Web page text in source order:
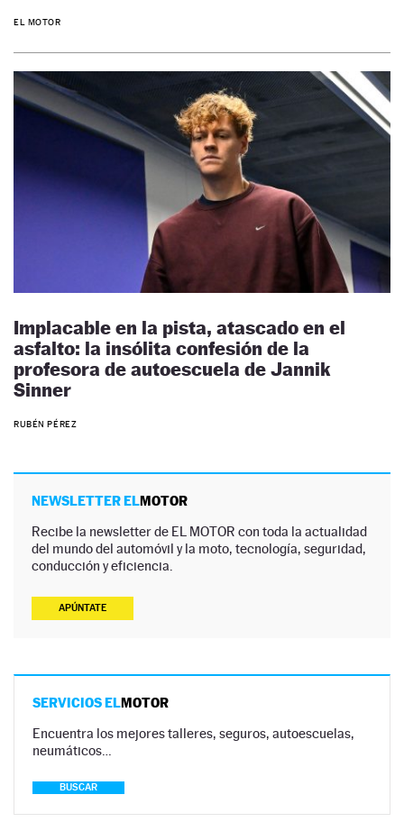
EL MOTOR
Implacable en la pista, atascado en el
asfalto: la insólita confesión de la
profesora de autoescuela de Jannik
Sinner
RUBÉN PÉREZ
NEWSLETTER ELMOTOR
Recibe la newsletter de EL MOTOR con toda la actualidad
del mundo del automóvil y la moto, tecnología, seguridad,
conducción y eficiencia.
APÚNTATE
SERVICIOS ELMOTOR
Encuentra los mejores talleres, seguros, autoescuelas,
neumáticos…
BUSCAR